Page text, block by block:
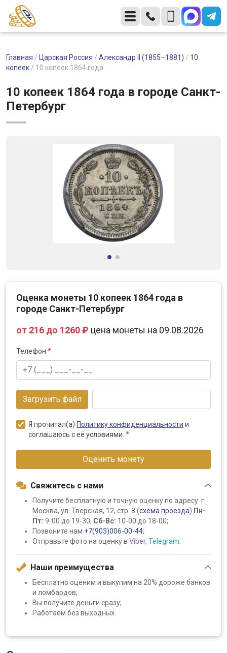
Главная / Царская Россия / Александр II (1855–1881) / 10
копеек / 10 копеек 1864 года
10 копеек 1864 года в городе Санкт-
Петербург
Оценка монеты 10 копеек 1864 года в
городе Санкт-Петербург
от 216 до 1260 ₽ цена монеты на 09.08.2026
Телефон *
Загрузить файл
Я прочитал(а) Политику конфиденциальности и
соглашаюсь с её условиями. *
Оценить монету
Свяжитесь с нами
Получите бесплатную и точную оценку по адресу: г.
Москва, ул. Тверская, 12, стр. 8 (схема проезда) Пн-
Пт: 9-00 до 19-30, Сб-Вс: 10-00 до 18-00;
Позвоните нам +7(903)006-00-44;
Отправьте фото на оценку в Viber, Telegram.
Наши преимущества
Бесплатно оценим и выкупим на 20% дороже банков
и ломбардов;
Вы получите деньги сразу;
Работаем без выходных.